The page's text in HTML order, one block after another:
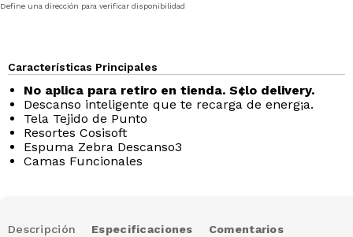
Define una dirección para verificar disponibilidad
Características Principales
No aplica para retiro en tienda. S¢lo delivery.
Descanso inteligente que te recarga de energ¡a.
Tela Tejido de Punto
Resortes Cosisoft
Espuma Zebra Descanso3
Camas Funcionales
Descripción Especificaciones Comentarios